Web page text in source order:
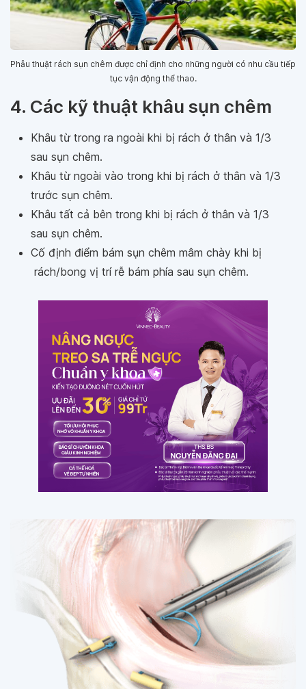
Phẫu thuật rách sụn chêm được chỉ định cho những người có nhu cầu tiếp
tục vận động thể thao.
4. Các kỹ thuật khâu sụn chêm
Khâu từ trong ra ngoài khi bị rách ở thân và 1/3
sau sụn chêm.
Khâu từ ngoài vào trong khi bị rách ở thân và 1/3
trước sụn chêm.
Khâu tất cả bên trong khi bị rách ở thân và 1/3
sau sụn chêm.
Cố định điểm bám sụn chêm mâm chày khi bị
rách/bong vị trí rễ bám phía sau sụn chêm.